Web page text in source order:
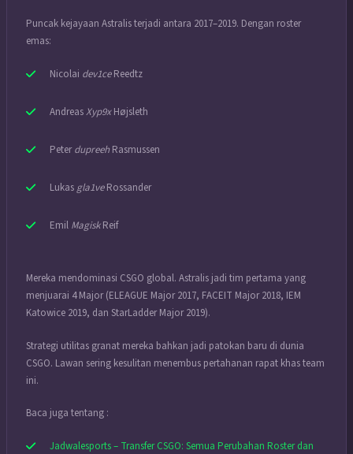
Puncak kejayaan Astralis terjadi antara 2017–2019. Dengan roster
emas:
Nicolai dev1ceReedtz
AndreasXyp9xHøjsleth
Peterdupreeh Rasmussen
Lukasgla1veRossander
Emil MagiskReif
Mereka mendominasi CSGO global. Astralis jadi tim pertama yang
menjuarai 4 Major (ELEAGUE Major 2017, FACEIT Major 2018, IEM
Katowice 2019, dan StarLadder Major 2019).
Strategi utilitas granat mereka bahkan jadi patokan baru di dunia
CSGO. Lawan sering kesulitan menembus pertahanan rapat khas team
ini.
Baca juga tentang :
Jadwalesports – Transfer CSGO: Semua Perubahan Roster dan